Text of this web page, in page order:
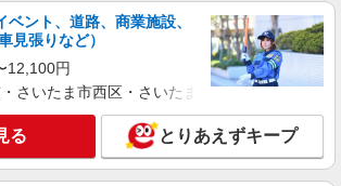
【時給】1,480円〜＋交通費別途全額支給 ・交
通費全額支給 （車通勤の場合も駐車場代・ガソリ
ン代は弊社負担） ・各種保険完備 ・昇給あり
愛知県名古屋市千種区にある私立認可保育園
詳細を見る
会社 名古屋支店（29752)
ント、道路、商業施設、
見張りなど）
12,100円
さいたま市西区・さいたま市岩槻区・久喜市・
る とりあえずキープ